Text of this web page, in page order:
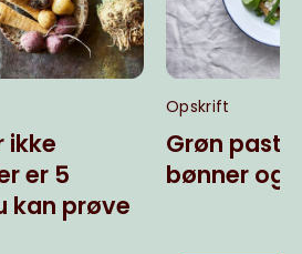
ikke
er 5
kan prøve
Opskrift
Grøn
bønner og